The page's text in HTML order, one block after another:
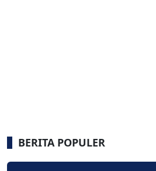
BERITA POPULER